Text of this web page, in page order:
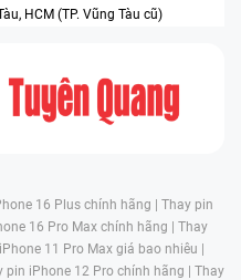
HCM (TP. Vũng Tàu cũ)
16 Plus chính hãng | Thay pin
16 Pro Max chính hãng | Thay
11 Pro Max giá bao nhiêu |
pin iPhone 12 Pro chính hãng | Thay